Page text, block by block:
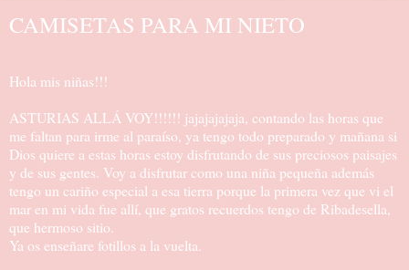
CAMISETAS PARA MI NIETO
Hola mis niñas!!!
ASTURIAS ALLÁ VOY!!!!!! jajajajajaja, contando las horas que
me faltan para irme al paraíso, ya tengo todo preparado y mañana si
Dios quiere a estas horas estoy disfrutando de sus preciosos paisajes
y de sus gentes. Voy a disfrutar como una niña pequeña además
tengo un cariño especial a esa tierra porque la primera vez que vi el
mar en mi vida fue allí, que gratos recuerdos tengo de Ribadesella,
que hermoso sitio.
Ya os enseñare fotillos a la vuelta.